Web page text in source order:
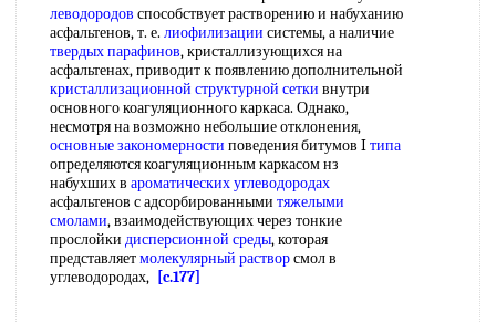
леводородов способствует растворению и набуханию
асфальтенов, т. е. лиофилизации системы, а наличие
твердых парафинов, кристаллизующихся на
асфальтенах, приводит к появлению дополнительной
кристаллизационной структурной сетки внутри
основного коагуляционного каркаса. Однако,
несмотря на возможно небольшие отклонения,
основные закономерности поведения битумов Iтипа
определяются коагуляционным каркасом нз
набухших в ароматических углеводородах
асфальтенов с адсорбированными тяжелыми
смолами, взаимодействующих через тонкие
прослойки дисперсионной среды, которая
представляетмолекулярный растворсмол в
углеводородах, [c.177]